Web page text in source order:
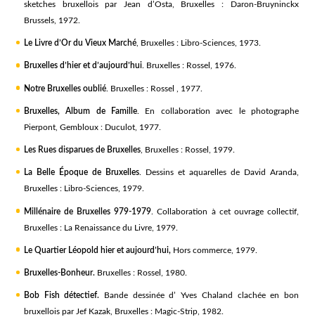
sketches bruxellois par Jean d’Osta, Bruxelles : Daron-Bruyninckx
Brussels, 1972.
Le Livre d’Or du Vieux Marché, Bruxelles : Libro-Sciences, 1973.
Bruxelles d’hier et d’aujourd’hui. Bruxelles : Rossel, 1976.
Notre Bruxelles oublié. Bruxelles : Rossel , 1977.
Bruxelles, Album de Famille. En collaboration avec le photographe
Pierpont, Gembloux : Duculot, 1977.
Les Rues disparues de Bruxelles, Bruxelles : Rossel, 1979.
La Belle Époque de Bruxelles. Dessins et aquarelles de David Aranda,
Bruxelles : Libro-Sciences, 1979.
Millénaire de Bruxelles 979-1979. Collaboration à cet ouvrage collectif,
Bruxelles : La Renaissance du Livre, 1979.
Le Quartier Léopold hier et aujourd’hui, Hors commerce, 1979.
Bruxelles-Bonheur. Bruxelles : Rossel, 1980.
Bob Fish détectief.
Bande dessinée d’ Yves Chaland clachée en bon
bruxellois par Jef Kazak, Bruxelles : Magic-Strip, 1982.